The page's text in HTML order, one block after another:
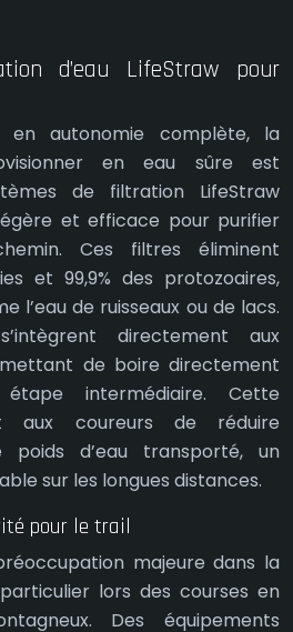
d’eau LifeStraw pour
en autonomie complète, la
en eau sûre est
de filtration LifeStraw
et efficace pour purifier
Ces filtres éliminent
et 99,9% des protozoaires,
l’eau de ruisseaux ou de lacs.
directement aux
de boire directement
intermédiaire. Cette
aux coureurs de réduire
poids d’eau transporté, un
sur les longues distances.
pour le trail
majeure dans la
lors des courses en
Des équipements